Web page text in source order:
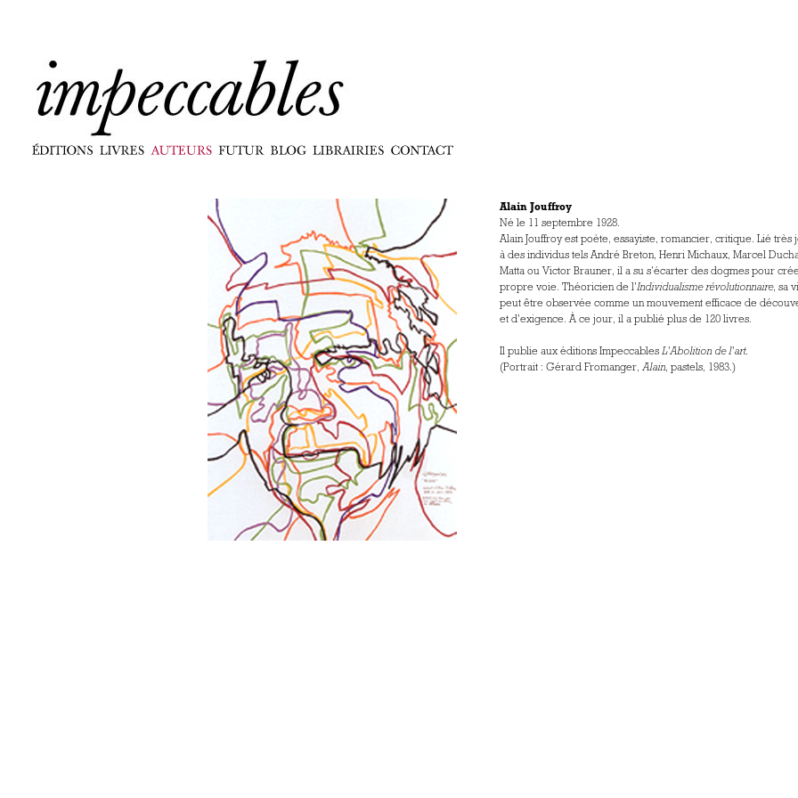
Alain Jouffroy
Né le 11 septembre 1928.
Alain Jouffroy est poète, essayiste, romancier, critique. Lié très
à des individus tels André Breton, Henri Michaux, Marcel
Matta ou Victor Brauner, il a su s'écarter des dogmes pour
propre voie. Théoricien de l'Individualisme révolutionnaire, sa
peut être observée comme un mouvement efficace de
et d'exigence. À ce jour, il a publié plus de 120 livres.
Il publie aux éditions Impeccables L'Abolition de l'art.
(Portrait : Gérard Fromanger, Alain, pastels, 1983.)